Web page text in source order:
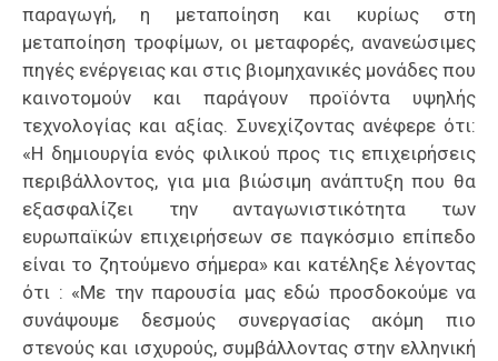
παραγωγή, η μεταποίηση και κυρίως στη
μεταποίηση τροφίμων, οι μεταφορές, ανανεώσιμες
πηγές ενέργειας και στις βιομηχανικές μονάδες που
καινοτομούν και παράγουν προϊόντα υψηλής
τεχνολογίας και αξίας. Συνεχίζοντας ανέφερε ότι:
«Η δημιουργία ενός φιλικού προς τις επιχειρήσεις
περιβάλλοντος, για μια βιώσιμη ανάπτυξη που θα
εξασφαλίζει την ανταγωνιστικότητα των
ευρωπαϊκών επιχειρήσεων σε παγκόσμιο επίπεδο
είναι το ζητούμενο σήμερα» και κατέληξε λέγοντας
ότι : «Με την παρουσία μας εδώ προσδοκούμε να
συνάψουμε δεσμούς συνεργασίας ακόμη πιο
στενούς και ισχυρούς, συμβάλλοντας στην ελληνική